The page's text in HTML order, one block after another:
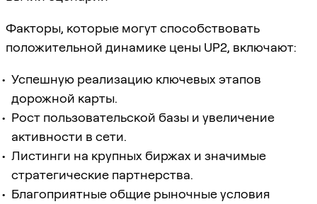
Факторы, которые могут способствовать
положительной динамике цены UP2, включают:
Успешную реализацию ключевых этапов
дорожной карты.
Рост пользовательской базы и увеличение
активности в сети.
Листинги на крупных биржах и значимые
стратегические партнерства.
Благоприятные общие рыночные условия